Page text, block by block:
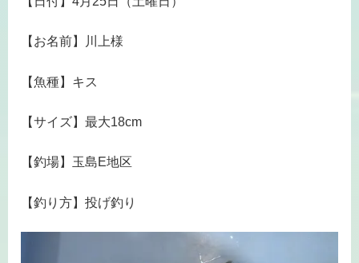
【お名前】川上様
【魚種】キス
【サイズ】最大18cm
【釣場】玉島E地区
【釣り方】投げ釣り